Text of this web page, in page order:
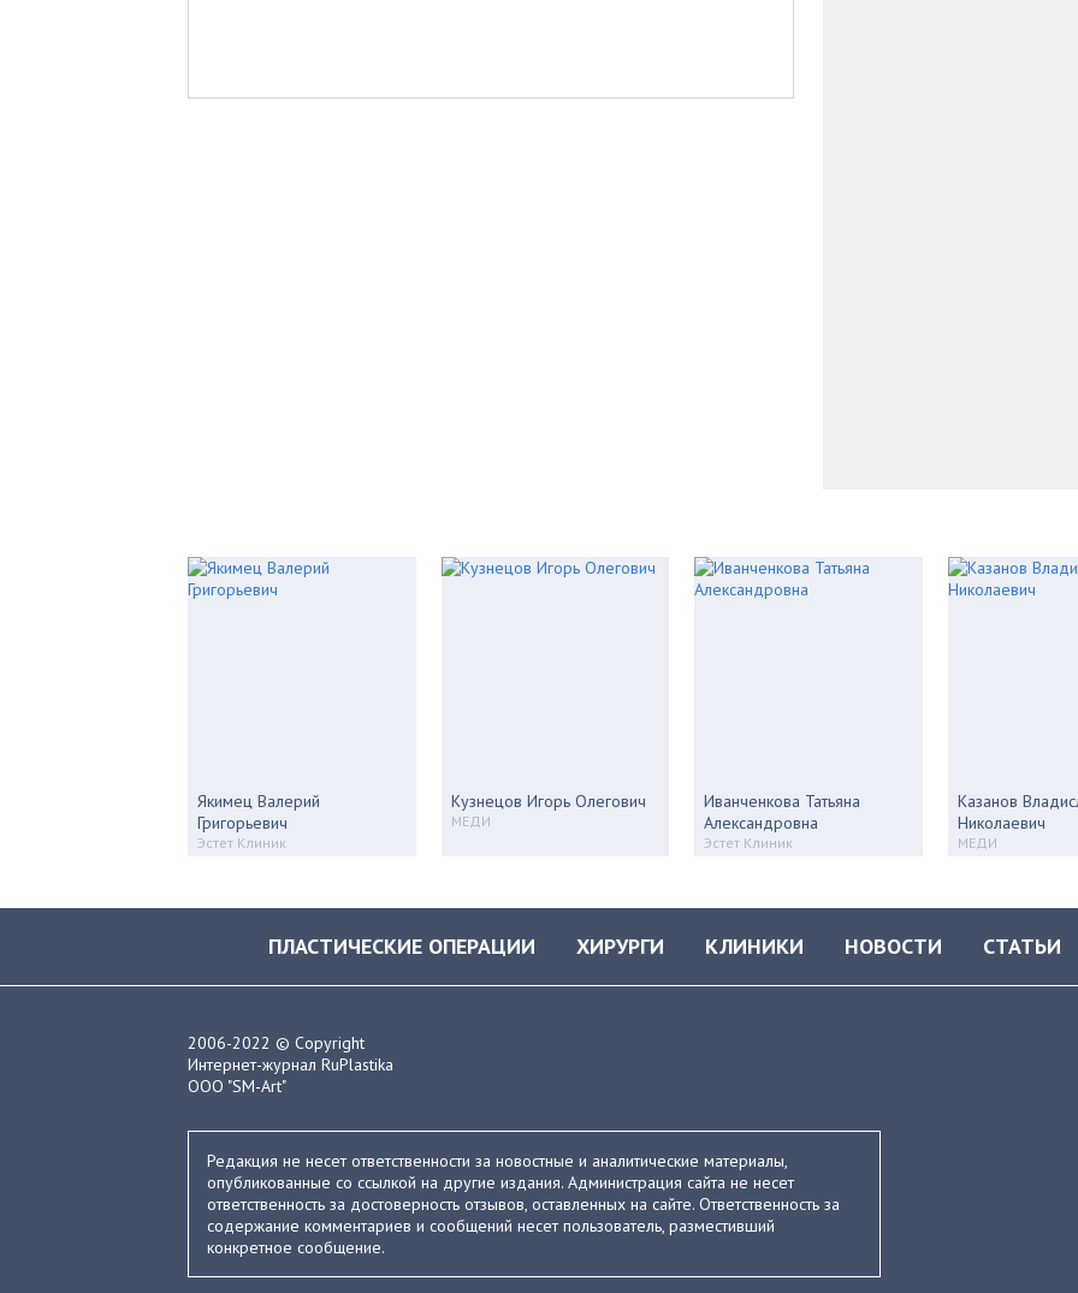
Якимец Валерий
Григорьевич
Эстет Клиник
Кузнецов Игорь Олегович
МЕДИ
Иванченкова Татьяна
Александровна
Эстет Клиник
Казанов
Николаевич
МЕДИ
ПЛАСТИЧЕСКИЕ ОПЕРАЦИИ ХИРУРГИ КЛИНИКИ НОВОСТИ СТАТЬИ
2006-2022 © Copyright
Интернет-журнал RuPlastika
ООО "SM-Art"
Редакция не несет ответственности за новостные и аналитические материалы,
опубликованные со ссылкой на другие издания. Администрация сайта не несет
ответственность за достоверность отзывов, оставленных на сайте. Ответственность за
содержание комментариев и сообщений несет пользователь, разместивший
конкретное сообщение.